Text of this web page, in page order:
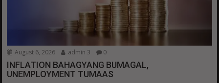
August 6, 2026 admin 3 0
INFLATION BAHAGYANG BUMAGAL,
UNEMPLOYMENT TUMAAS